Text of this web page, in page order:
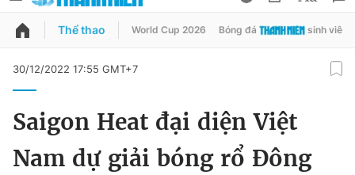
QUẢNG CÁO ĐẶT BÁO
Chuyên mục
Đổi mật khẩu
Tin đã lưu
Thể thao World Cup 2026 Bóng đá sinh viên
30/12/2022 17:55 GMT+7
Saigon Heat đại diện Việt
Nam dự giải bóng rổ Đông